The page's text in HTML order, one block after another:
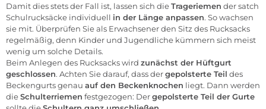
Damit dies stets der Fall ist, lassen sich dieTrageriemen der satch
Schulrucksäcke individuell in der Länge anpassen. So wachsen
sie mit. Überprüfen Sie als Erwachsener den Sitz des Rucksacks
regelmäßig, denn Kinder und Jugendliche kümmern sich meist
wenig um solche Details.
Beim Anlegen des Rucksacks wird zunächst der Hüftgurt
geschlossen. Achten Sie darauf, dass dergepolsterte Teil des
Beckengurts genau auf den Beckenknochen liegt. Dann werden
dieSchulterriemen festgezogen: Dergepolsterte Teil der Gurte